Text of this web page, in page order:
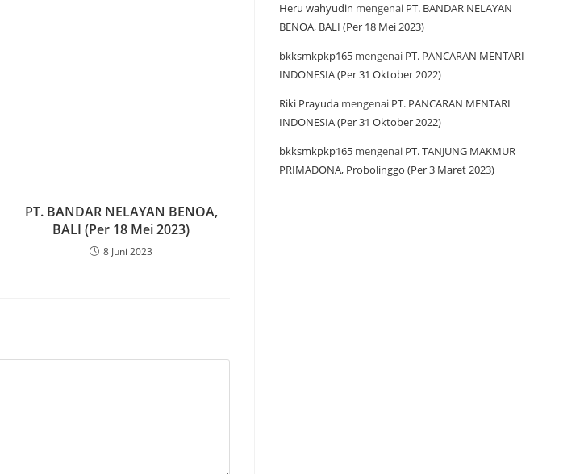
PT. BANDAR NELAYAN BENOA,
BALI (Per 18 Mei 2023)
8 Juni 2023
Heru wahyudin mengenai PT. BANDAR NELAYAN
BENOA, BALI (Per 18 Mei 2023)
bkksmkpkp165 mengenai PT. PANCARAN MENTARI
INDONESIA (Per 31 Oktober 2022)
Riki Prayuda mengenai PT. PANCARAN MENTARI
INDONESIA (Per 31 Oktober 2022)
bkksmkpkp165 mengenai PT. TANJUNG MAKMUR
PRIMADONA, Probolinggo (Per 3 Maret 2023)